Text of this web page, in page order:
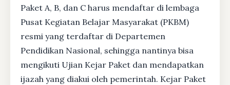
Paket A, B, dan C harus mendaftar di lembaga
Pusat Kegiatan Belajar Masyarakat (PKBM)
resmi yang terdaftar di Departemen
Pendidikan Nasional, sehingga nantinya bisa
mengikuti Ujian Kejar Paket dan mendapatkan
ijazah yang diakui oleh pemerintah. Kejar Paket